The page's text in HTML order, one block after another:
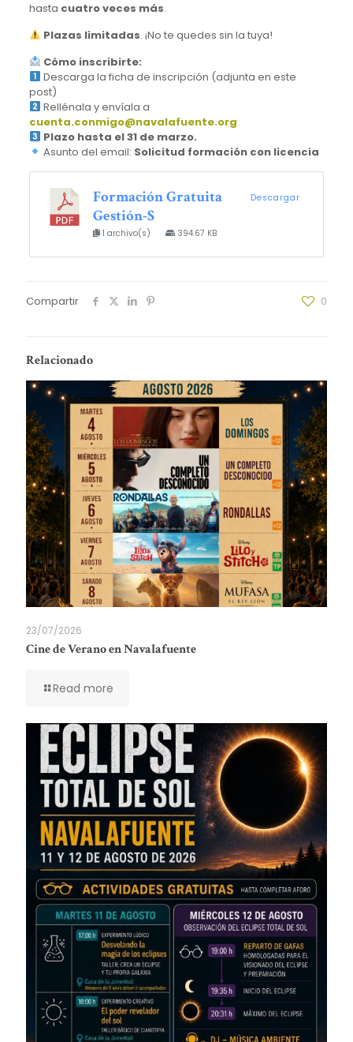
hasta cuatro veces más.
Plazas limitadas. ¡No te quedes sin la tuya!
Cómo inscribirte:
Descarga la ficha de inscripción (adjunta en este
post)
Rellénala y envíala a
cuenta.conmigo@navalafuente.org
Plazo hasta el 31 de marzo.
Asunto del email: Solicitud formación con licencia
Formación Gratuita
Gestión-S
1 archivo(s) 394.67 KB
Descargar
Compartir 0
Relacionado
23/07/2026
Cine de Verano en Navalafuente
Read more